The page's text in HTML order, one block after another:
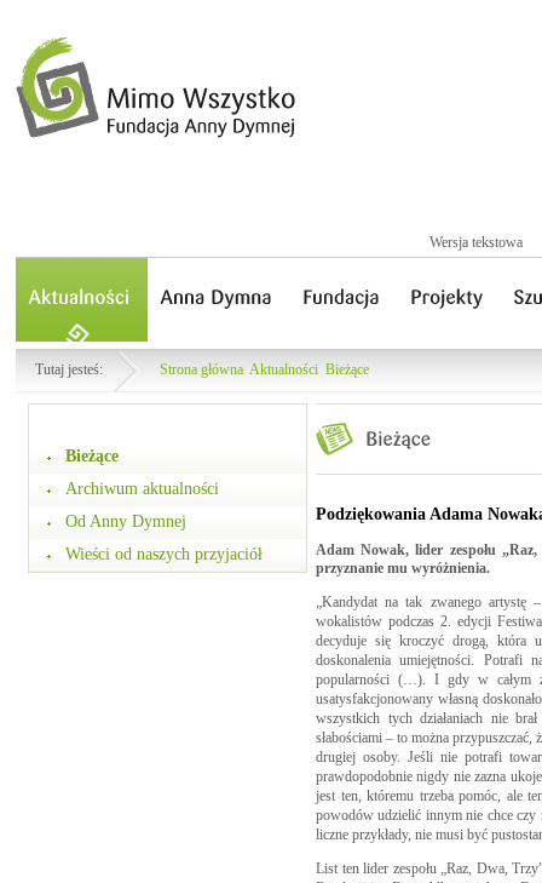
Wersja tekstowa
Tutaj jesteś: Strona główna Aktualności Bieżące
Bieżące
Archiwum aktualności
Od Anny Dymnej
Wieści od naszych przyjaciół
Podziękowania Adama
Adam Nowak, lider zespołu
przyznanie mu wyróżnienia.
„Kandydat na tak zwanego artystę
wokalistów podczas 2. edycji
decyduje się kroczyć drogą, która
doskonalenia umiejętności. Potrafi
popularności (…). I gdy w całym
usatysfakcjonowany własną
wszystkich tych działaniach nie
słabościami – to można przypuszczać,
drugiej osoby. Jeśli nie potrafi
prawdopodobnie nigdy nie zazna
jest ten, któremu trzeba pomóc, ale
powodów udzielić innym nie chce czy
liczne przykłady, nie musi być
List ten lider zespołu „Raz, Dwa,